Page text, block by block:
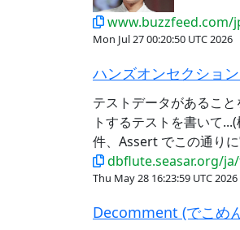
www.buzzfeed.com/
Mon Jul 27 00:20:50 UTC 2026
ハンズオンセクショ
テストデータがあること
トするテストを書いて
件、Assert でこの通り
dbflute.seasar.org/
Thu May 28 16:23:59 UTC 2026
Decomment (でこめ